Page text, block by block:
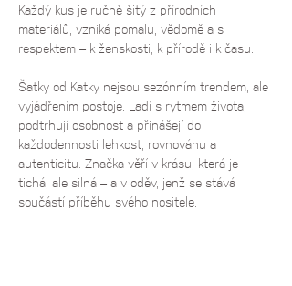
Každý kus je ručně šitý z přírodních
materiálů, vzniká pomalu, vědomě a s
respektem – k ženskosti, k přírodě i k času.
Šatky od Katky nejsou sezónním trendem, ale
vyjádřením postoje. Ladí s rytmem života,
podtrhují osobnost a přinášejí do
každodennosti lehkost, rovnováhu a
autenticitu. Značka věří v krásu, která je
tichá, ale silná – a v oděv, jenž se stává
součástí příběhu svého nositele.